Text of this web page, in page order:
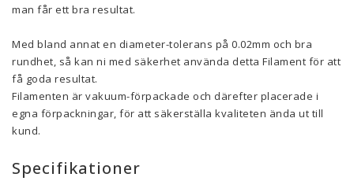
man får ett bra resultat.
Med bland annat en diameter-tolerans på 0.02mm och bra
rundhet, så kan ni med säkerhet använda detta Filament för att
få goda resultat.
Filamenten är vakuum-förpackade och därefter placerade i
egna förpackningar, för att säkerställa kvaliteten ända ut till
kund.
Specifikationer